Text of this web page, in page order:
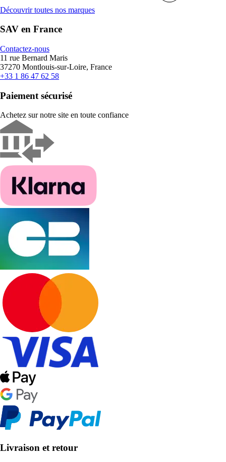
Découvrir toutes nos marques
SAV en France
Contactez-nous
11 rue Bernard Maris
37270 Montlouis-sur-Loire, France
+33 1 86 47 62 58
Paiement sécurisé
Achetez sur notre site en toute confiance
Livraison et retour